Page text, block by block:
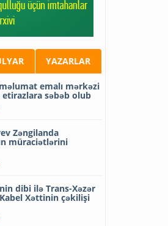
YAZARLAR
emalı mərkəzi
səbəb olub
Zəngilanda
müraciətlərini
dibi ilə Trans-Xəzər
Xəttinin çəkilişi